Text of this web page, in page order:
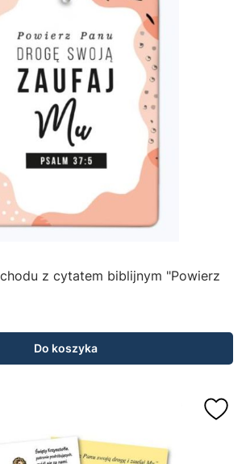
z cytatem biblijnym "Powierz
Do koszyka